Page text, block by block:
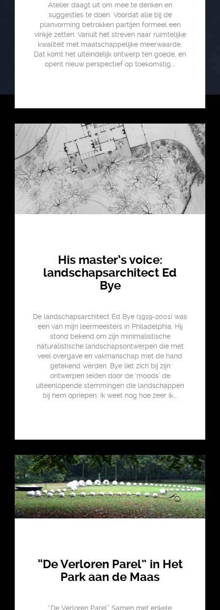
Atelier daagt uit om mee te denken en
suggesties te doen. Voordat alle bij de
planvorming betrokken partijen formeel een
vinkje zetten. Vanuit het streven naar ruimtelijke
kwaliteit met maatschappelijke meerwaarde.
Dat komt het uiteindelijk ontwerp ten goede, en
opent nieuw perspectief op toekomstig...
His master’s voice:
landschapsarchitect Ed
Bye
De landschapsarchitect Ed Bye (1919-2001) was
een van mijn leermeesters in Philadelphia. Hij
stond bekend om zijn minimalistische
naturalistische landschapsontwerpen die met
veel overgave en vakmanschap met de hand
getekend werden. Bye liet zich bij zijn
ontwerpen leiden door de ‘moods’ de
uiteenlopende stemmingen die landschappen
bij hem opriepen. Ik weet nog hoe zeer ik...
“De Verloren Parel” in Het
Park aan de Maas
“De Verloren Parel” Samen met enkele